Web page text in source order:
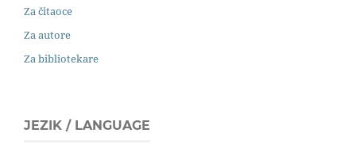
Za čitaoce
Za autore
Za bibliotekare
JEZIK / LANGUAGE